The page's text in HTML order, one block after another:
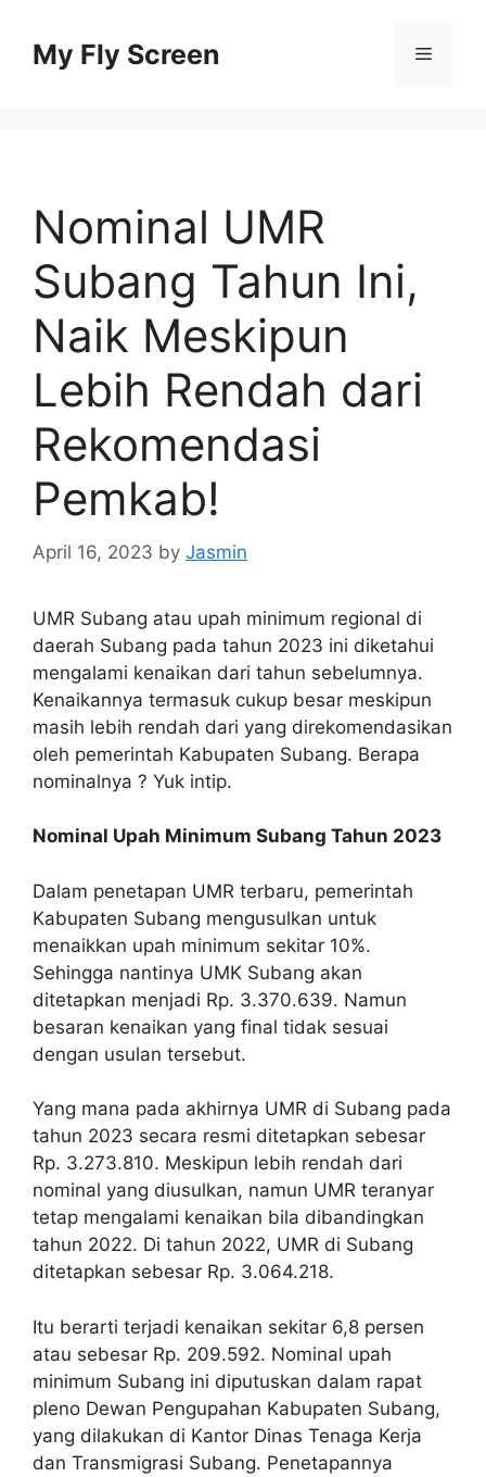
contentMy Fly Screen Menu
Nominal UMR
Subang Tahun Ini,
Naik Meskipun
Lebih Rendah dari
Rekomendasi
Pemkab!
April 16, 2023 by Jasmin
UMR Subang atau upah minimum regional di
daerah Subang pada tahun 2023 ini diketahui
mengalami kenaikan dari tahun sebelumnya.
Kenaikannya termasuk cukup besar meskipun
masih lebih rendah dari yang direkomendasikan
oleh pemerintah Kabupaten Subang. Berapa
nominalnya ? Yuk intip.
Nominal Upah Minimum Subang Tahun 2023
Dalam penetapan UMR terbaru, pemerintah
Kabupaten Subang mengusulkan untuk
menaikkan upah minimum sekitar 10%.
Sehingga nantinya UMK Subang akan
ditetapkan menjadi Rp. 3.370.639. Namun
besaran kenaikan yang final tidak sesuai
dengan usulan tersebut.
Yang mana pada akhirnya UMR di Subang pada
tahun 2023 secara resmi ditetapkan sebesar
Rp. 3.273.810. Meskipun lebih rendah dari
nominal yang diusulkan, namun UMR teranyar
tetap mengalami kenaikan bila dibandingkan
tahun 2022. Di tahun 2022, UMR di Subang
ditetapkan sebesar Rp. 3.064.218.
Itu berarti terjadi kenaikan sekitar 6,8 persen
atau sebesar Rp. 209.592. Nominal upah
minimum Subang ini diputuskan dalam rapat
pleno Dewan Pengupahan Kabupaten Subang,
yang dilakukan di Kantor Dinas Tenaga Kerja
dan Transmigrasi Subang. Penetapannya